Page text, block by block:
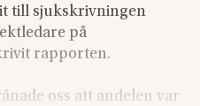
till sjukskrivningen
på
rapporten.
oss att andelen var